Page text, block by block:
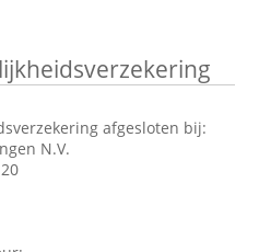
afgesloten bij:
N.V.